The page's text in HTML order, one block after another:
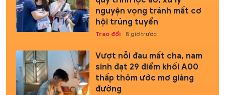
nguyện vọng tránh mất cơ
hội trúng tuyển
Trao đổi 8 giờ trước
Vượt nỗi đau mất cha, nam
sinh đạt 29 điểm khối A00
thấp thỏm ước mơ giảng
đường